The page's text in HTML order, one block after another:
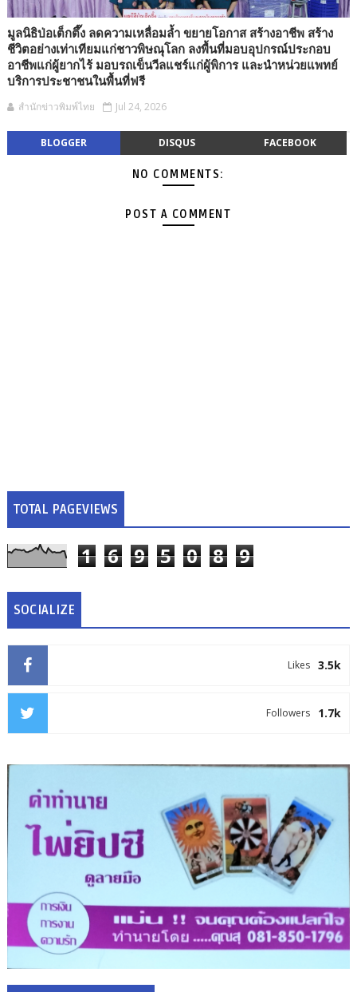
มูลนิธิป่อเต็กตึ๊ง ลดความเหลื่อมล้ำ ขยายโอกาส สร้างอาชีพ สร้าง
ชีวิตอย่างเท่าเทียมแก่ชาวพิษณุโลก ลงพื้นที่มอบอุปกรณ์ประกอบ
อาชีพแก่ผู้ยากไร้ มอบรถเข็นวีลแชร์แก่ผู้พิการ และนำหน่วยแพทย์
บริการประชาชนในพื้นที่ฟรี
สำนักข่าวพิมพ์ไทย Jul 24, 2026
BLOGGER DISQUS FACEBOOK
NO COMMENTS:
POST A COMMENT
TOTAL PAGEVIEWS
1 6 9 5 0 8 9
SOCIALIZE
3.5k
Likes
1.7k
Followers